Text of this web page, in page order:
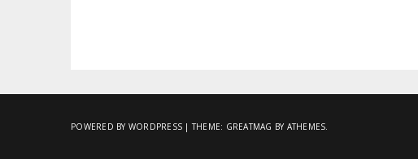
POWERED BY WORDPRESS |THEME: GREATMAG BY ATHEMES.